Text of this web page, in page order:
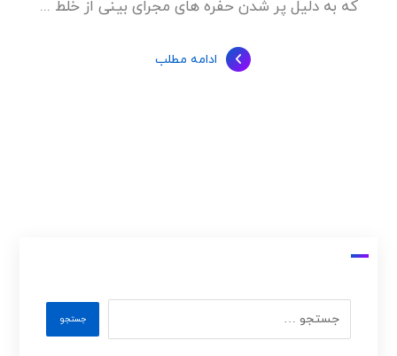
که به دلیل پر شدن حفره های مجرای بینی از خلط ...
ادامه مطلب